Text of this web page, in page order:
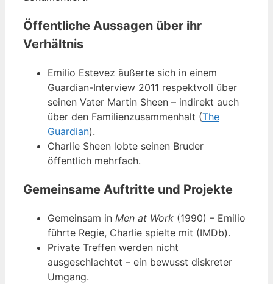
Öffentliche Aussagen über ihr
Verhältnis
Emilio Estevez äußerte sich in einem
Guardian-Interview 2011 respektvoll über
seinen Vater Martin Sheen – indirekt auch
über den Familienzusammenhalt (The
Guardian).
Charlie Sheen lobte seinen Bruder
öffentlich mehrfach.
Gemeinsame Auftritte und Projekte
Gemeinsam in Men at Work (1990) – Emilio
führte Regie, Charlie spielte mit (IMDb).
Private Treffen werden nicht
ausgeschlachtet – ein bewusst diskreter
Umgang.